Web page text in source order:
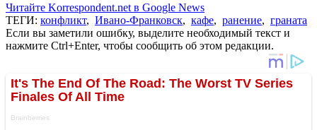
Читайте Korrespondent.net в Google News
ТЕГИ: конфликт, Ивано-Франковск, кафе, ранение, граната
Если вы заметили ошибку, выделите необходимый текст и
нажмите Ctrl+Enter, чтобы сообщить об этом редакции.